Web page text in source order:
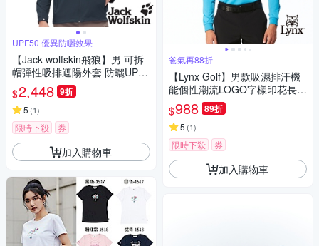
UPF50 優異防曬效果
【Jack wolfskin飛狼】男 可拆
帽彈性吸排遮陽外套 防曬UPF5
0+『暗夜藍』
$2,448 9折
5 (1)
限時下殺 券
加入購物車
爸氣再88折
【Lynx Golf】男款吸濕排汗機
能個性潮流LOGO字樣印花長袖
立領/POLO衫/高爾夫球衫-天空
藍色
$988 89折
5 (1)
限時下殺 券
加入購物車